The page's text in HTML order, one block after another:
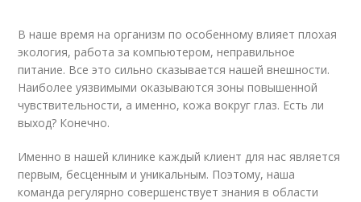
В наше время на организм по особенному влияет плохая
экология, работа за компьютером, неправильное
питание. Все это сильно сказывается нашей внешности.
Наиболее уязвимыми оказываются зоны повышенной
чувствительности, а именно, кожа вокруг глаз. Есть ли
выход? Конечно.
Именно в нашей клинике каждый клиент для нас является
первым, бесценным и уникальным. Поэтому, наша
команда регулярно совершенствует знания в области